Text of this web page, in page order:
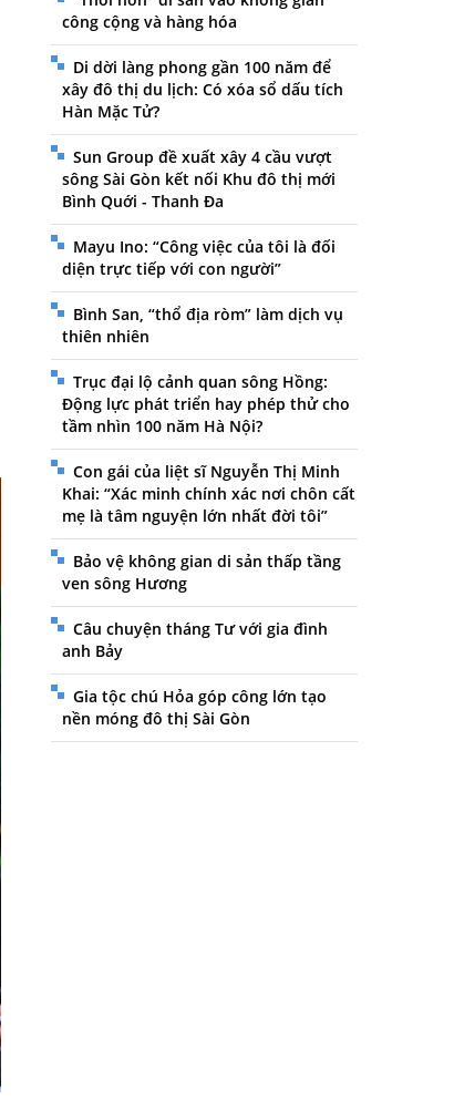
công cộng và hàng hóa
Di dời làng phong gần 100 năm để
xây đô thị du lịch: Có xóa sổ dấu tích
Hàn Mặc Tử?
Sun Group đề xuất xây 4 cầu vượt
sông Sài Gòn kết nối Khu đô thị mới
Bình Quới - Thanh Đa
Mayu Ino: “Công việc của tôi là đối
diện trực tiếp với con người”
Bình San, “thổ địa ròm” làm dịch vụ
thiên nhiên
Trục đại lộ cảnh quan sông Hồng:
Động lực phát triển hay phép thử cho
tầm nhìn 100 năm Hà Nội?
Con gái của liệt sĩ Nguyễn Thị Minh
Khai: “Xác minh chính xác nơi chôn cất
mẹ là tâm nguyện lớn nhất đời tôi”
Bảo vệ không gian di sản thấp tầng
ven sông Hương
Câu chuyện tháng Tư với gia đình
anh Bảy
Gia tộc chú Hỏa góp công lớn tạo
nền móng đô thị Sài Gòn